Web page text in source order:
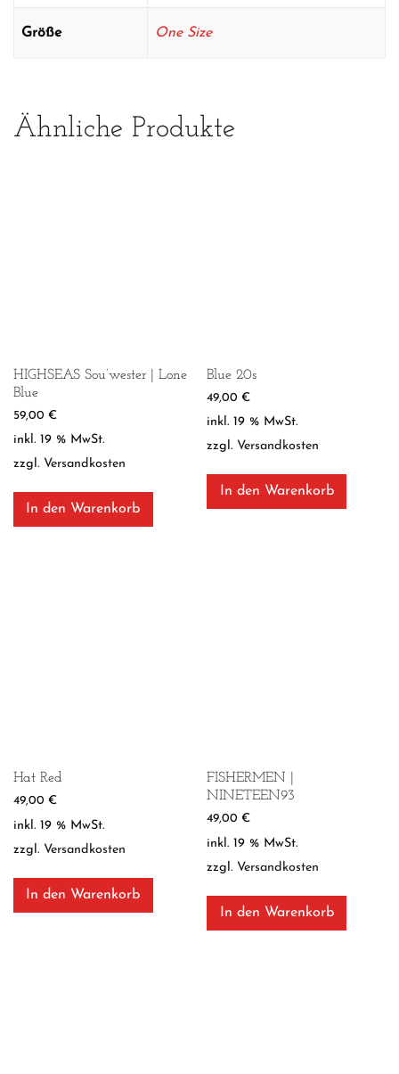
Größe One Size
Ähnliche Produkte
HIGHSEAS Sou’wester | Lone
Blue
59,00 €
inkl. 19 % MwSt.
zzgl. Versandkosten
In den Warenkorb
Blue 20s
49,00€
inkl. 19 % MwSt.
zzgl. Versandkosten
In den Warenkorb
Hat Red
49,00 €
inkl. 19 % MwSt.
zzgl. Versandkosten
In den Warenkorb
FISHERMEN |
NINETEEN93
49,00€
inkl. 19 % MwSt.
zzgl. Versandkosten
In den Warenkorb